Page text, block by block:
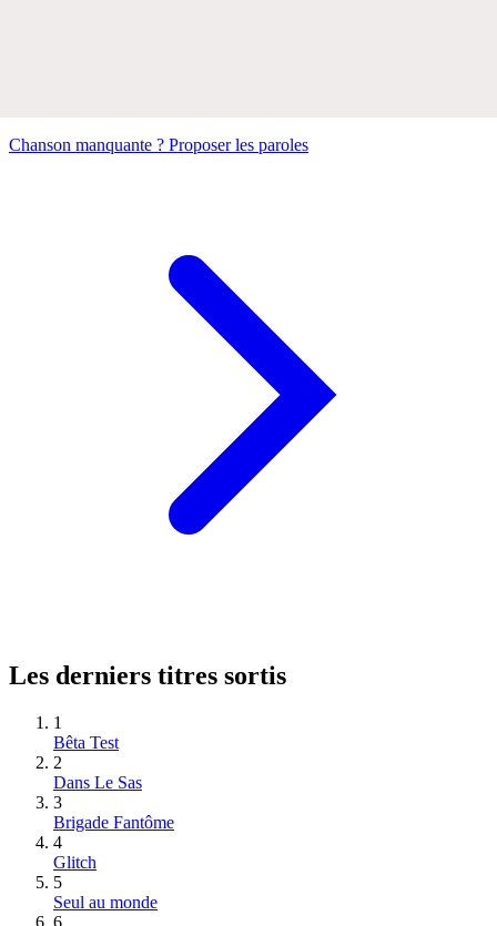
Chanson manquante ? Proposer les paroles
Les derniers titres sortis
1
Bêta Test
2
Dans Le Sas
3
Brigade Fantôme
4
Glitch
5
Seul au monde
6